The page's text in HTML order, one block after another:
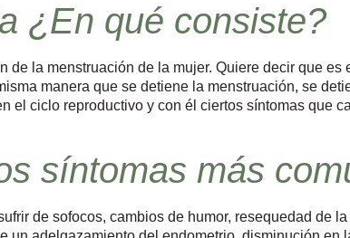
¿En qué consiste?
de la menstruación de la mujer. Quiere decir que es
manera que se detiene la menstruación, se
el ciclo reproductivo y con él ciertos síntomas que
síntomas más
de sofocos, cambios de humor, resequedad de